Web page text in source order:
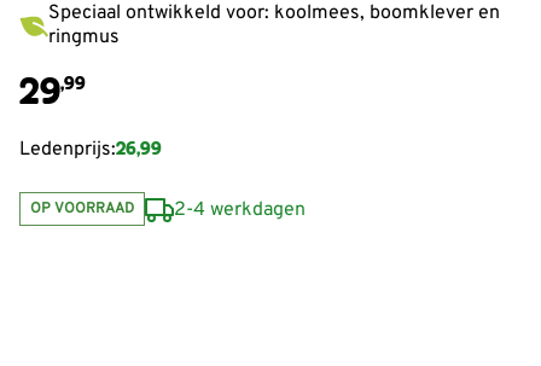
Speciaal ontwikkeld voor: koolmees, boomklever en
ringmus
29,99
Ledenprijs:26,99
OP VOORRAAD 2-4 werkdagen